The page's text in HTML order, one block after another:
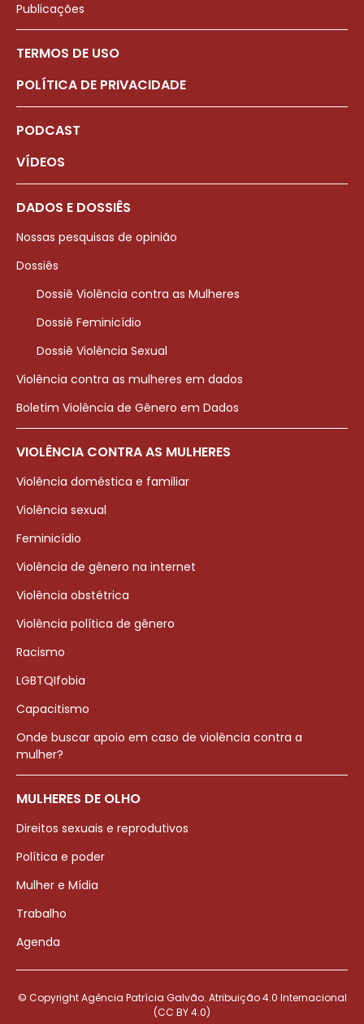
Publicações
TERMOS DE USO
POLÍTICA DE PRIVACIDADE
PODCAST
VÍDEOS
DADOS E DOSSIÊS
Nossas pesquisas de opinião
Dossiês
Dossiê Violência contra as Mulheres
Dossiê Feminicídio
Dossiê Violência Sexual
Violência contra as mulheres em dados
Boletim Violência de Gênero em Dados
VIOLÊNCIA CONTRA AS MULHERES
Violência doméstica e familiar
Violência sexual
Feminicídio
Violência de gênero na internet
Violência obstétrica
Violência política de gênero
Racismo
LGBTQIfobia
Capacitismo
Onde buscar apoio em caso de violência contra a
mulher?
MULHERES DE OLHO
Direitos sexuais e reprodutivos
Política e poder
Mulher e Mídia
Trabalho
Agenda
© Copyright Agência Patrícia Galvão. Atribuição 4.0 Internacional
(CC BY 4.0)